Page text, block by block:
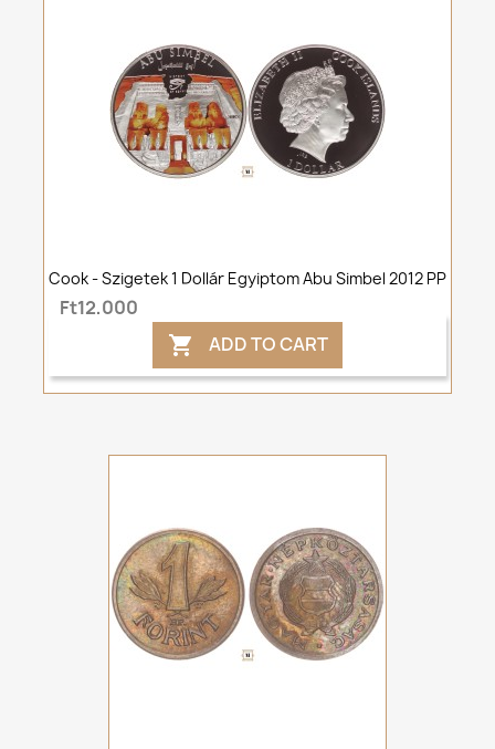
Cook - Szigetek 1 Dollár Egyiptom Abu Simbel 2012 PP
Ft12,000
 ADD TO CART